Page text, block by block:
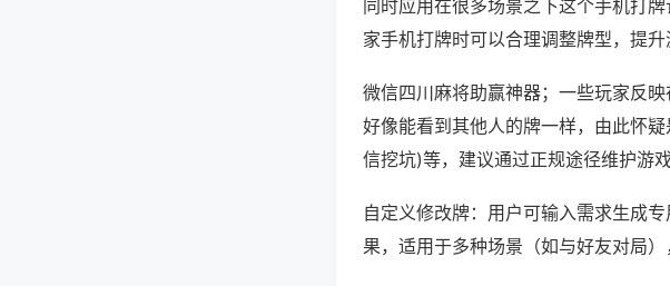
同时应用在很多场景之下这个手机打
家手机打牌时可以合理调整牌型，提
微信四川麻将助赢神器；一些玩家反
好像能看到其他人的牌一样，由此怀
信挖坑)等，建议通过正规途径维护游戏
自定义修改牌：用户可输入需求生成
果，适用于多种场景（如与好友对局